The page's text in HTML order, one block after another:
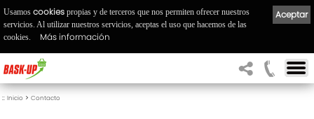
:: Inicio > Contacto
Aceptar
Usamos cookies propias y de terceros que nos permiten ofrecer nuestros
servicios. Al utilizar nuestros servicios, aceptas el uso que hacemos de las
cookies.
Más información